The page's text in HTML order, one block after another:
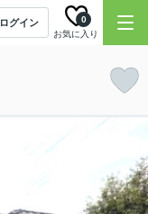
ログイン
お気に入り
0